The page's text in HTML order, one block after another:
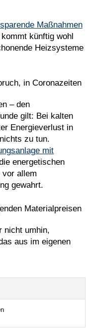
Maßnahmen
künftig wohl
Heizsysteme
in Coronazeiten
– den
gilt: Bei kalten
Energieverlust in
zu tun.
mit
energetischen
vor allem
gewahrt.
Materialpreisen
nicht umhin,
aus im eigenen